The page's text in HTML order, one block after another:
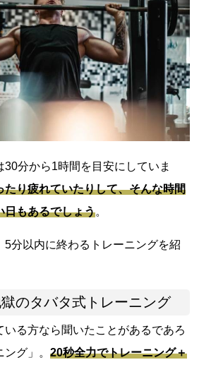
30分から1時間を目安にしていま
たり疲れていたりして、そんな時間
日もあるでしょう。
5分以内に終わるトレーニングを紹
のタバタ式トレーニング
いる方なら聞いたことがあるであろ
ング」。20秒全力でトレーニング＋